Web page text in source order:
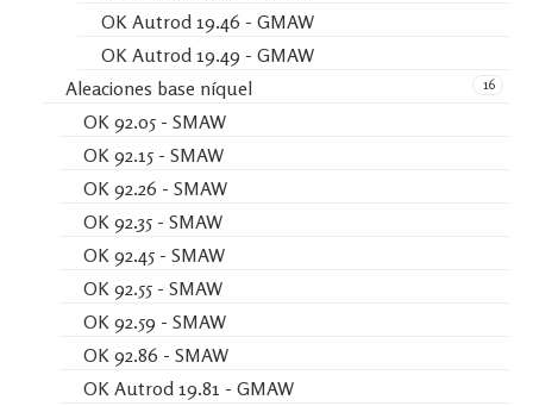
OK Autrod 19.46 - GMAW
OK Autrod 19.49 - GMAW
16
Aleaciones base níquel
OK 92.05 - SMAW
OK 92.15 - SMAW
OK 92.26 - SMAW
OK 92.35 - SMAW
OK 92.45 - SMAW
OK 92.55 - SMAW
OK 92.59 - SMAW
OK 92.86 - SMAW
OK Autrod 19.81 - GMAW